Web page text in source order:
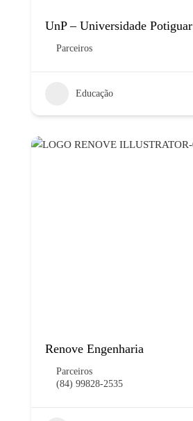
UnP – Universidade Potiguar
Parceiros
Educação
Renove Engenharia
Parceiros
(84) 99828-2535